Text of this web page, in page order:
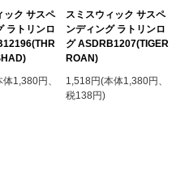
ック サスペ
ラトリンロ
1,380円、
スミスウィック サスペ
ンディング ラトリンロ
グ ASDRB1207(TIGER
ROAN)
1,518円(本体1,380円、
税138円)